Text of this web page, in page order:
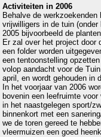
Activiteiten in 2006
Behalve de
vrijwilligers in de tuin
2005 bijvoorbeeld de
Er zal over het project door
een folder worden
een tentoonstelling
volop aandacht voor de
april, en wordt gehouden in
In het voorjaar van 2006
bovenin een leefruimte
in het naastgelegen sport/
binnenkort met een
we de toren gereed te
vleermuizen een goed